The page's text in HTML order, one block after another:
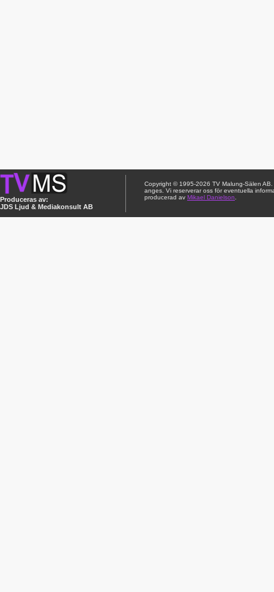
Produceras av:
JDS Ljud & Mediakonsult AB
Copyright © 1995-2026 TV Malung-Sälen
anges. Vi reserverar oss för eventuella
producerad av Mikael Danielson